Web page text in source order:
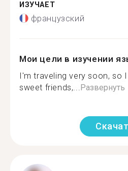
ИЗУЧАЕТ
французский
Мои цели в изучении
I'm traveling very soon, so
sweet friends,... Развернуть